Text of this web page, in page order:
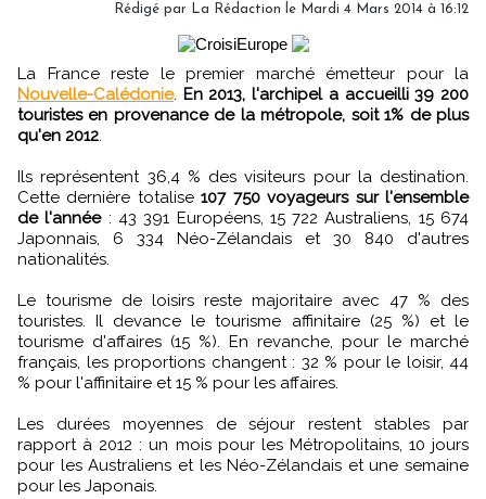
Rédigé par La Rédaction le Mardi 4 Mars 2014 à 16:12
La France reste le premier marché émetteur pour la
Nouvelle-Calédonie. En 2013, l'archipel a accueilli 39 200
touristes en provenance de la métropole, soit 1% de plus
qu'en 2012
Ils représentent 36,4 % des visiteurs pour la destination.
Cette dernière totalise107 750 voyageurs sur l'ensemble
de l'année: 43 391 Européens, 15 722 Australiens, 15 674
Japonnais, 6 334 Néo-Zélandais et 30 840 d'autres
nationalités.
Le tourisme de loisirs reste majoritaire avec 47 % des
touristes. Il devance le tourisme affinitaire (25 %) et le
tourisme d'affaires (15 %). En revanche, pour le marché
français, les proportions changent : 32 % pour le loisir, 44
% pour l'affinitaire et 15 % pour les affaires.
Les durées moyennes de séjour restent stables par
rapport à 2012 : un mois pour les Métropolitains, 10 jours
pour les Australiens et les Néo-Zélandais et une semaine
pour les Japonais.